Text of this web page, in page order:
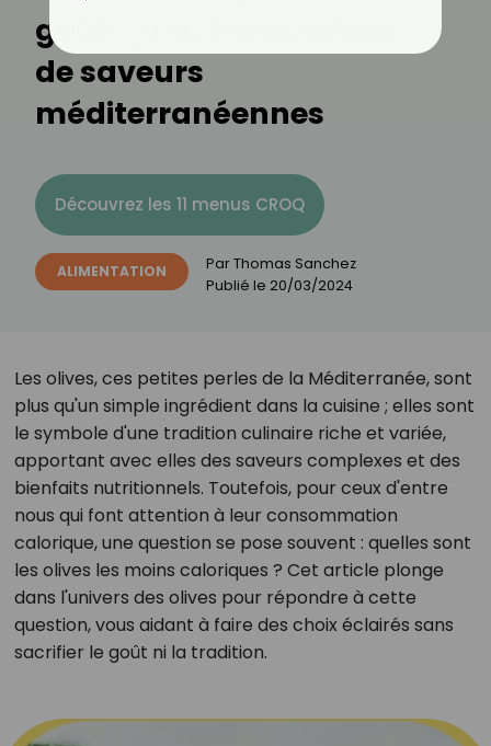
guide pour les amateurs
de saveurs
méditerranéennes
Découvrez les 11 menus CROQ
ALIMENTATION ParThomas Sanchez
Publié le 20/03/2024
Les olives, ces petites perles de la Méditerranée, sont
plus qu'un simple ingrédient dans la cuisine ; elles sont
le symbole d'une tradition culinaire riche et variée,
apportant avec elles des saveurs complexes et des
bienfaits nutritionnels. Toutefois, pour ceux d'entre
nous qui font attention à leur consommation
calorique, une question se pose souvent : quelles sont
les olives les moins caloriques ? Cet article plonge
dans l'univers des olives pour répondre à cette
question, vous aidant à faire des choix éclairés sans
sacrifier le goût ni la tradition.